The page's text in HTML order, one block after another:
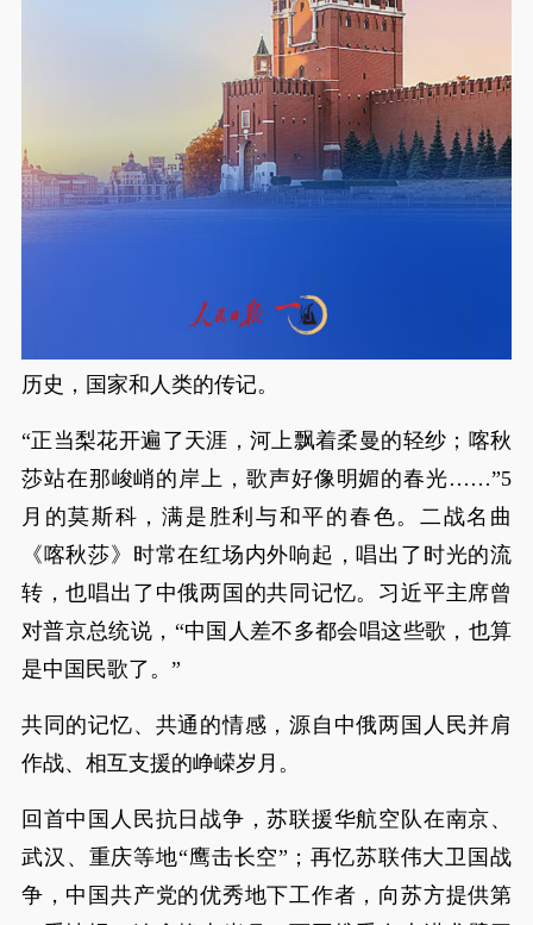
历史，国家和人类的传记。
“正当梨花开遍了天涯，河上飘着柔曼的轻纱；喀秋
莎站在那峻峭的岸上，歌声好像明媚的春光……”5
月的莫斯科，满是胜利与和平的春色。二战名曲
《喀秋莎》时常在红场内外响起，唱出了时光的流
转，也唱出了中俄两国的共同记忆。习近平主席曾
对普京总统说，“中国人差不多都会唱这些歌，也算
是中国民歌了。”
共同的记忆、共通的情感，源自中俄两国人民并肩
作战、相互支援的峥嵘岁月。
回首中国人民抗日战争，苏联援华航空队在南京、
武汉、重庆等地“鹰击长空”；再忆苏联伟大卫国战
争，中国共产党的优秀地下工作者，向苏方提供第